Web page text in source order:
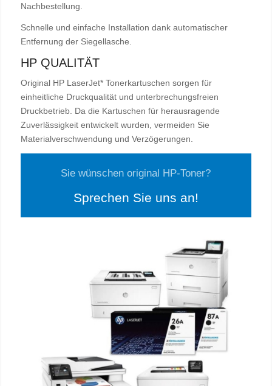
Nachbestellung.
Schnelle und einfache Installation dank automatischer
Entfernung der Siegellasche.
HP QUALITÄT
Original HP LaserJet* Tonerkartuschen sorgen für
einheitliche Druckqualität und unterbrechungsfreien
Druckbetrieb. Da die Kartuschen für herausragende
Zuverlässigkeit entwickelt wurden, vermeiden Sie
Materialverschwendung und Verzögerungen.
Sie wünschen original HP-Toner?
Sprechen Sie uns an!